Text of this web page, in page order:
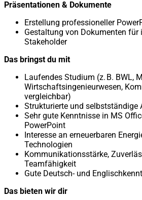
Präsentationen & Dokumente
Erstellung professioneller
Gestaltung von Dokumenten für
Stakeholder
Das bringst du mit
Laufendes Studium (z. B. BWL,
Wirtschaftsingenieurwesen,
vergleichbar)
Strukturierte und selbstständige
Sehr gute Kenntnisse in MS
PowerPoint
Interesse an erneuerbaren
Technologien
Kommunikationsstärke,
Teamfähigkeit
Gute Deutsch- und
Das bieten wir dir